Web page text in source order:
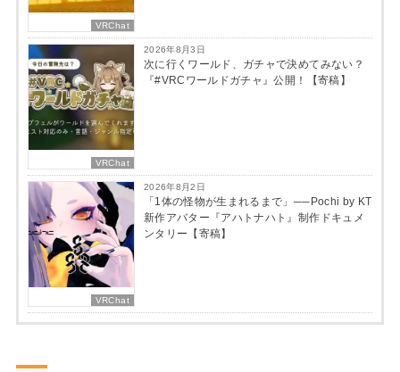
VRChat
VRChat
2026年8月3日
次に行くワールド、ガチャで決めてみない？
『#VRCワールドガチャ』公開！【寄稿】
VRChat
2026年8月2日
「1体の怪物が生まれるまで」──Pochi by KT
新作アバター『アハトナハト』制作ドキュメ
ンタリー【寄稿】